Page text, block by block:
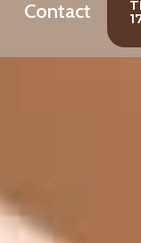
Contact